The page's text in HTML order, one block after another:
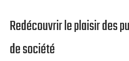
Redécouvrir le plaisir des
de société